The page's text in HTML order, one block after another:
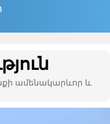
ամենակարևոր և